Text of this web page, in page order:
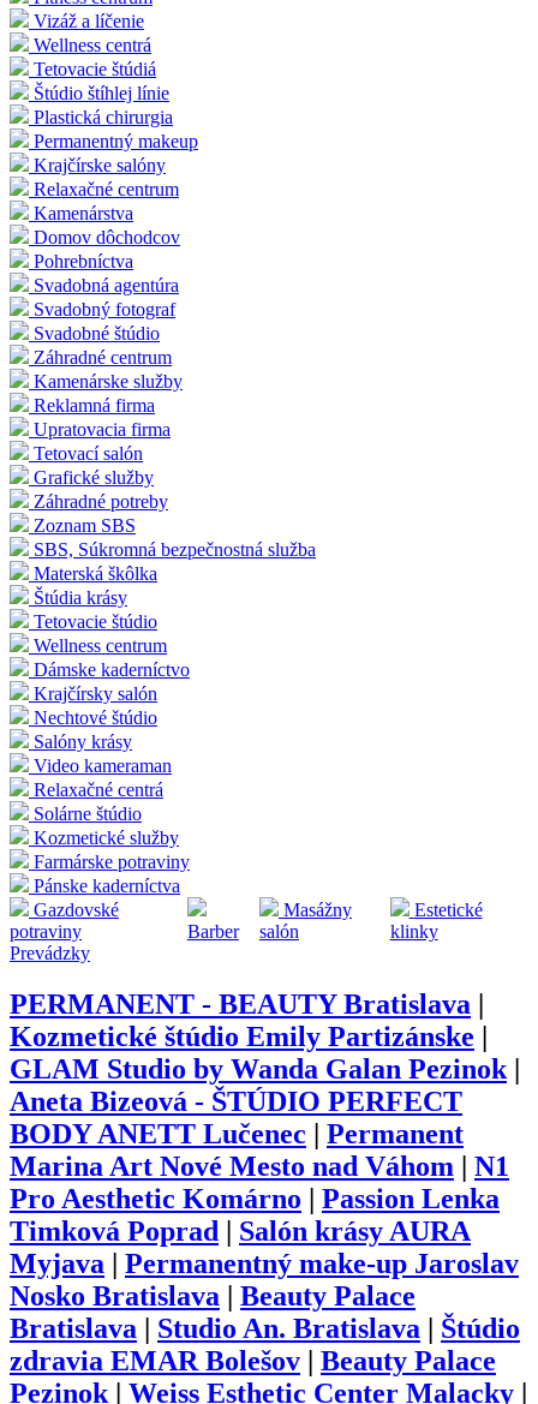
Vizáž a líčenie
Wellness centrá
Tetovacie štúdiá
Štúdio štíhlej línie
Plastická chirurgia
Permanentný makeup
Krajčírske salóny
Relaxačné centrum
Kamenárstva
Domov dôchodcov
Pohrebníctva
Svadobná agentúra
Svadobný fotograf
Svadobné štúdio
Záhradné centrum
Kamenárske služby
Reklamná firma
Upratovacia firma
Tetovací salón
Grafické služby
Záhradné potreby
Zoznam SBS
SBS, Súkromná bezpečnostná služba
Materská škôlka
Štúdia krásy
Tetovacie štúdio
Wellness centrum
Dámske kaderníctvo
Krajčírsky salón
Nechtové štúdio
Salóny krásy
Video kameraman
Relaxačné centrá
Solárne štúdio
Kozmetické služby
Farmárske potraviny
Pánske kaderníctva
Gazdovské
potraviny
Barber
Masážny
salón
Estetické
klinky
Prevádzky
PERMANENT - BEAUTY Bratislava
Kozmetické štúdio Emily Partizánske
GLAM Studio by Wanda Galan Pezinok|
Aneta Bizeová - ŠTÚDIO PERFECT
BODY ANETT Lučenec
Permanent
Marina Art Nové Mesto nad Váhom
N1
Pro Aesthetic Komárno
Passion Lenka
Timková Poprad
Salón krásy AURA
Myjava
Permanentný make-up Jaroslav
Nosko Bratislava
Beauty Palace
Bratislava
Studio An. Bratislava
Štúdio
zdravia EMAR Bolešov
Beauty Palace
Pezinok| Weiss Esthetic Center Malacky